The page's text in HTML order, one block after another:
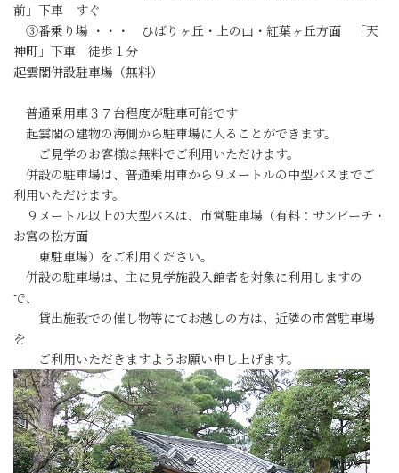
前」下車 すぐ
③番乗り場 ・・・ ひばりヶ丘・上の山・紅葉ヶ丘方面 「天
神町」下車 徒歩１分
起雲閣併設駐車場（無料）
普通乗用車３７台程度が駐車可能です
起雲閣の建物の海側から駐車場に入ることができます。
ご見学のお客様は無料でご利用いただけます。
併設の駐車場は、普通乗用車から９メートルの中型バスまでご
利用いただけます。
９メートル以上の大型バスは、市営駐車場（有料：サンビーチ・
お宮の松方面
東駐車場）をご利用ください。
併設の駐車場は、主に見学施設入館者を対象に利用しますの
で、
貸出施設での催し物等にてお越しの方は、近隣の市営駐車場
を
ご利用いただきますようお願い申し上げます。